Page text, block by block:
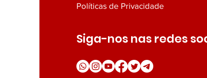
Políticas de Privacidade
Siga-nos nas redes